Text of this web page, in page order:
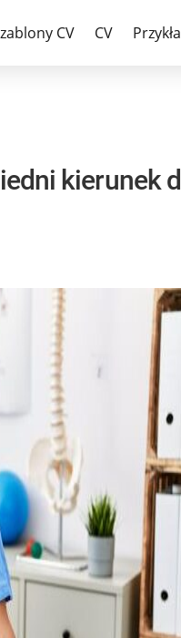
CV CV
kierunek